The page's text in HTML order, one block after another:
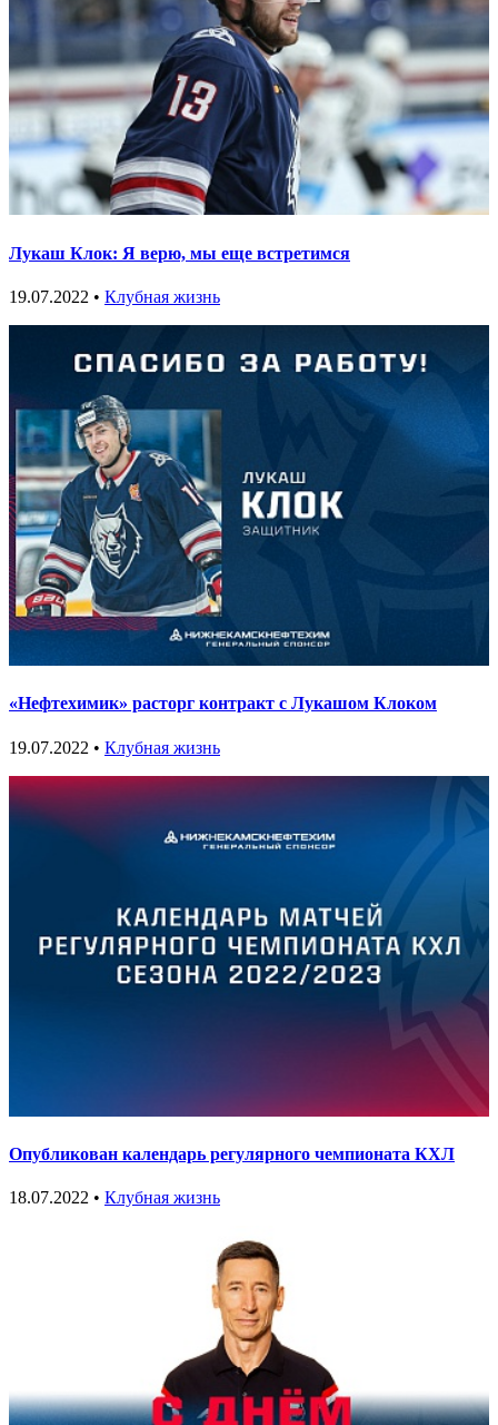
Лукаш Клок: Я верю, мы еще встретимся
19.07.2022 • Клубная жизнь
«Нефтехимик» расторг контракт с Лукашом Клоком
19.07.2022 • Клубная жизнь
Опубликован календарь регулярного чемпионата КХЛ
18.07.2022 • Клубная жизнь